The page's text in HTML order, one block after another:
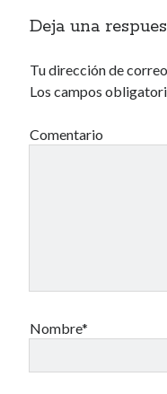
40 des astres
Deja una
Tu dirección de
Los campos
Comentario
Nombre*